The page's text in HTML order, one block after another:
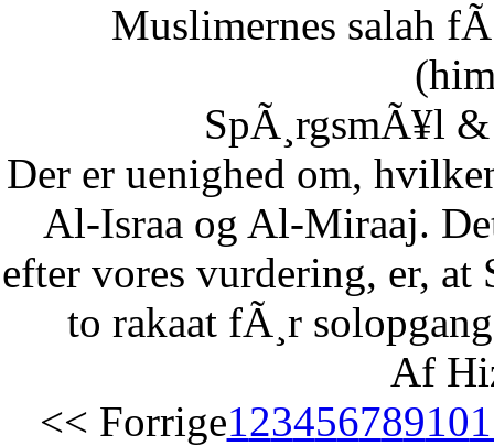
Muslimernes salah
SpÃ¸rgsmÃ¥l
Der er uenighed om,
Al-Israa og Al-Miraaj.
efter vores vurdering, er, at
to rakaat fÃ¸r
Af
<< Forrige12345678910